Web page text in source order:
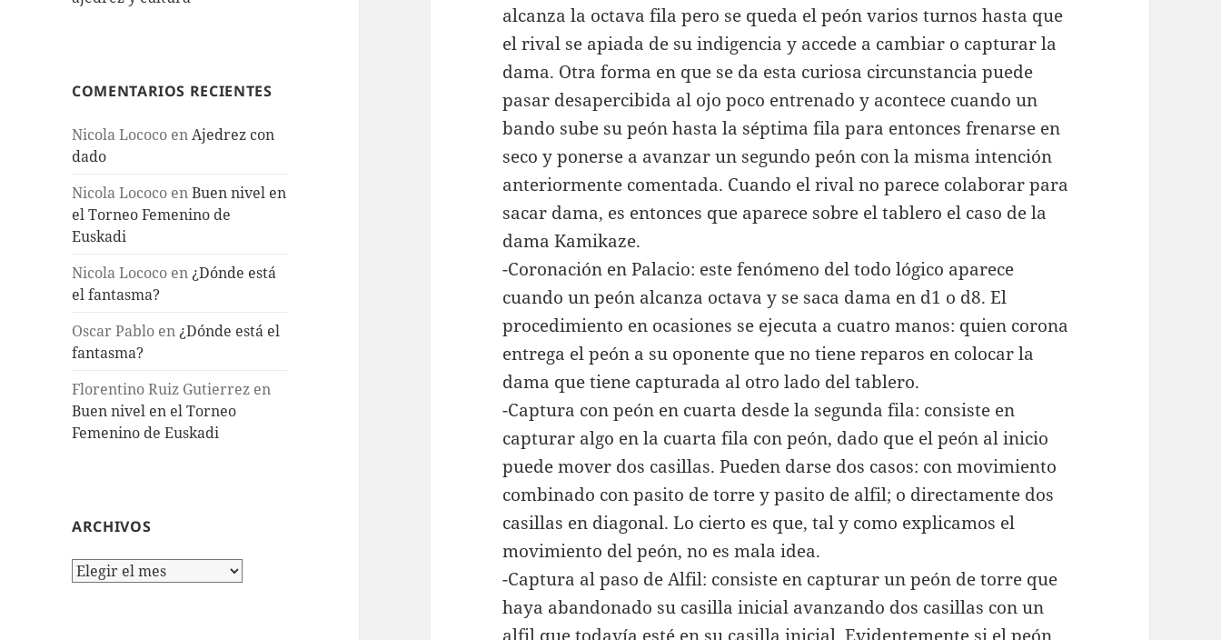
COMENTARIOS RECIENTES
Nicola Lococo enAjedrez con
dado
Nicola Lococo enBuen nivel en
el Torneo Femenino de
Euskadi
Nicola Lococo en¿Dónde está
el fantasma?
Oscar Pablo en¿Dónde está el
fantasma?
Florentino Ruiz Gutierrez en
Buen nivel en el Torneo
Femenino de Euskadi
ARCHIVOS
Archivos
alcanza la octava fila pero se queda el peón varios turnos hasta que
el rival se apiada de su indigencia y accede a cambiar o capturar la
dama. Otra forma en que se da esta curiosa circunstancia puede
pasar desapercibida al ojo poco entrenado y acontece cuando un
bando sube su peón hasta la séptima fila para entonces frenarse en
seco y ponerse a avanzar un segundo peón con la misma intención
anteriormente comentada. Cuando el rival no parece colaborar para
sacar dama, es entonces que aparece sobre el tablero el caso de la
dama Kamikaze.
-Coronación en Palacio: este fenómeno del todo lógico aparece
cuando un peón alcanza octava y se saca dama en d1 o d8. El
procedimiento en ocasiones se ejecuta a cuatro manos: quien corona
entrega el peón a su oponente que no tiene reparos en colocar la
dama que tiene capturada al otro lado del tablero.
-Captura con peón en cuarta desde la segunda fila: consiste en
capturar algo en la cuarta fila con peón, dado que el peón al inicio
puede mover dos casillas. Pueden darse dos casos: con movimiento
combinado con pasito de torre y pasito de alfil; o directamente dos
casillas en diagonal. Lo cierto es que, tal y como explicamos el
movimiento del peón, no es mala idea.
-Captura al paso de Alfil: consiste en capturar un peón de torre que
haya abandonado su casilla inicial avanzando dos casillas con un